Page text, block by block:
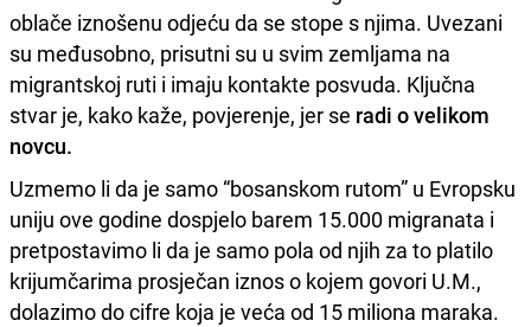
oblače iznošenu odjeću da se stope s njima. Uvezani
su međusobno, prisutni su u svim zemljama na
migrantskoj ruti i imaju kontakte posvuda. Ključna
stvar je, kako kaže, povjerenje, jer se radi o velikom
novcu.
Uzmemo li da je samo “bosanskom rutom” u Evropsku
uniju ove godine dospjelo barem 15.000 migranata i
pretpostavimo li da je samo pola od njih za to platilo
krijumčarima prosječan iznos o kojem govori U.M.,
dolazimo do cifre koja je veća od 15 miliona maraka.